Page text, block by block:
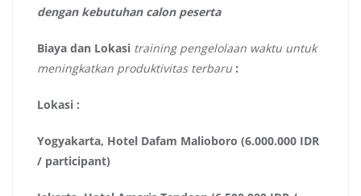
dengan kebutuhan calon peserta
Biaya dan Lokasi training pengelolaan waktu untuk
meningkatkan produktivitas terbaru :
Lokasi :
Yogyakarta, Hotel Dafam Malioboro (6.000.000 IDR
/ participant)